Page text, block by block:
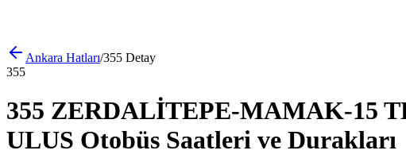
Ankara Hatları/355 Detay
355
355 ZERDALİTEPE-MAMAK-15
ULUS Otobüs Saatleri ve Durakları